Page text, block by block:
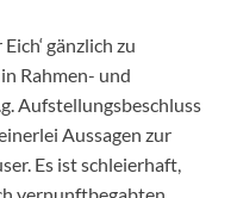
gänzlich zu
Rahmen- und
Aufstellungsbeschluss
Aussagen zur
Es ist schleierhaft,
vernunftbegabten